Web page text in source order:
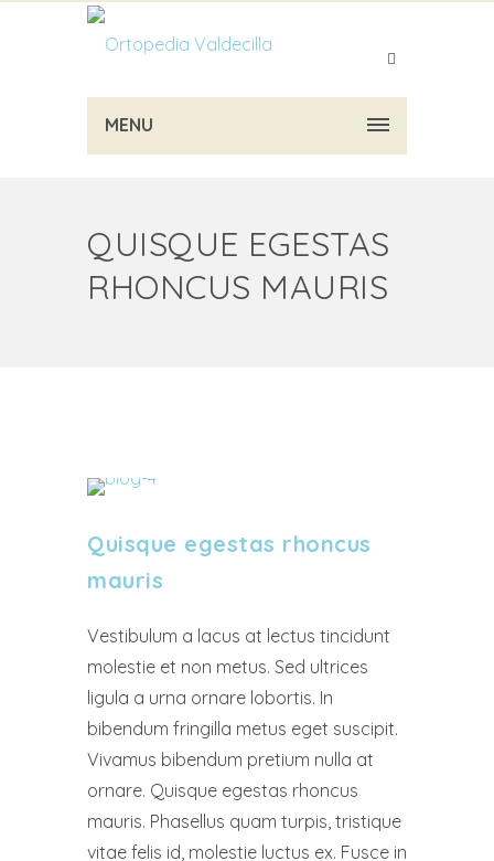
MENU
QUISQUE EGESTAS
RHONCUS MAURIS
Quisque egestas rhoncus
mauris
Vestibulum a lacus at lectus tincidunt
molestie et non metus. Sed ultrices
ligula a urna ornare lobortis. In
bibendum fringilla metus eget suscipit.
Vivamus bibendum pretium nulla at
ornare. Quisque egestas rhoncus
mauris. Phasellus quam turpis, tristique
vitae felis id, molestie luctus ex. Fusce in